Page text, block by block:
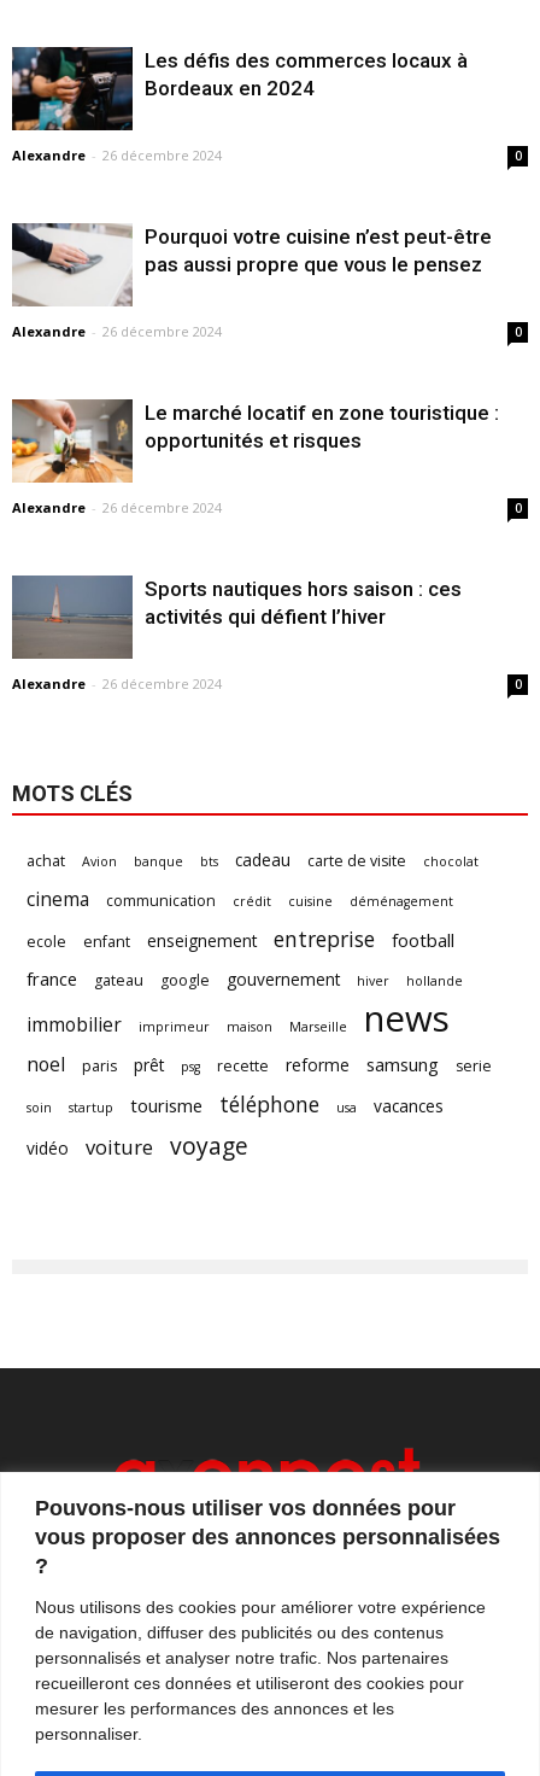
Pouvons-nous utiliser vos données pour
vous proposer des annonces personnalisées
?
Nous utilisons des cookies pour améliorer votre expérience
de navigation, diffuser des publicités ou des contenus
personnalisés et analyser notre trafic. Nos partenaires
recueilleront ces données et utiliseront des cookies pour
mesurer les performances des annonces et les
personnaliser.
Les défis des commerces locaux à
Bordeaux en 2024
Alexandre - 26 décembre 2024 0
Pourquoi votre cuisine n’est peut-être
pas aussi propre que vous le pensez
Alexandre - 26 décembre 2024 0
Le marché locatif en zone touristique :
opportunités et risques
Alexandre - 26 décembre 2024 0
Sports nautiques hors saison : ces
activités qui défient l’hiver
Alexandre - 26 décembre 2024 0
MOTS CLÉS
achat Avion banque bts cadeau carte de visite chocolat
cinema communication crédit cuisine déménagement
ecole enfant enseignement entreprise
football
france
gateau google gouvernement hiver hollande
immobilier imprimeur maison Marseille news
noel paris prêt psg recette reforme samsung serie
soin startup tourisme téléphone usa
vacances
vidéo
voiture voyage
et de tendances. Notre équipe de journalistes vous
propose quotidiennement de suivre l'actualité en
France et à l'international.
Contactez-nous:contact@axonpost.com